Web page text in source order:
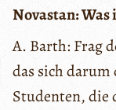
Novastan: Was
A. Barth: Frag
das sich
Studenten, die